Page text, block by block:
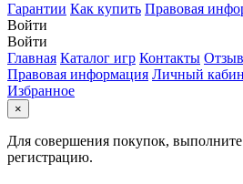
Гарантии Как купить Правовая
Войти
Войти
Главная Каталог игр Контакты
Правовая информация Личный
Избранное
×
Для совершения покупок,
регистрацию.